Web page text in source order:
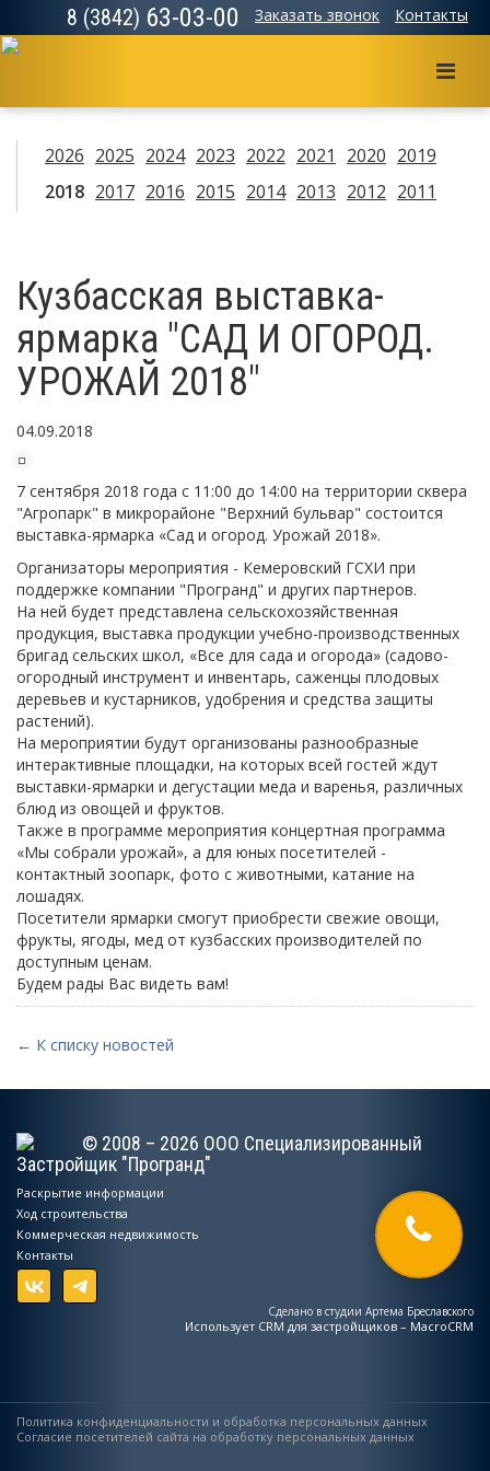
8 (3842) 63-03-00 Заказать звонок Контакты
2026 2025 2024 2023 2022 2021 2020 2019
2018 2017 2016 2015 2014 2013 2012 2011
Кузбасская выставка-
ярмарка "САД И ОГОРОД.
УРОЖАЙ 2018"
04.09.2018
7 сентября 2018 года с 11:00 до 14:00 на территории сквера
"Агропарк" в микрорайоне "Верхний бульвар" состоится
выставка-ярмарка «Сад и огород. Урожай 2018».
Организаторы мероприятия - Кемеровский ГСХИ при
поддержке компании "Програнд" и других партнеров.
На ней будет представлена сельскохозяйственная
продукция, выставка продукции учебно-производственных
бригад сельских школ, «Все для сада и огорода» (садово-
огородный инструмент и инвентарь, саженцы плодовых
деревьев и кустарников, удобрения и средства защиты
растений).
На мероприятии будут организованы разнообразные
интерактивные площадки, на которых всей гостей ждут
выставки-ярмарки и дегустации меда и варенья, различных
блюд из овощей и фруктов.
Также в программе мероприятия концертная программа
«Мы собрали урожай», а для юных посетителей -
контактный зоопарк, фото с животными, катание на
лошадях.
Посетители ярмарки смогут приобрести свежие овощи,
фрукты, ягоды, мед от кузбасских производителей по
доступным ценам.
Будем рады Вас видеть вам!
← К списку новостей
© 2008 – 2026 ООО Специализированный
Застройщик "Програнд"
Раскрытие информации
Ход строительства
Коммерческая недвижимость
Контакты
Сделано в студии Артема Бреславского
Использует CRM для застройщиков – MacroCRM
Политика конфиденциальности и обработка персональных данных
Согласие посетителей сайта на обработку персональных данных